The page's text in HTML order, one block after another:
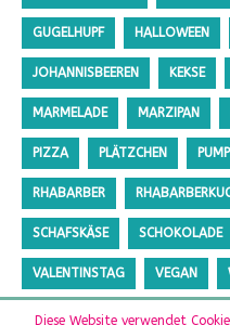
GUGELHUPF HALLOWEEN
JOHANNISBEEREN KEKSE
MARMELADE MARZIPAN
PIZZA PLÄTZCHEN
RHABARBER
SCHAFSKÄSE SCHOKOLADE
VALENTINSTAG VEGAN
ZUCCHINI ZUCKERFREI
Diese Website verwendet